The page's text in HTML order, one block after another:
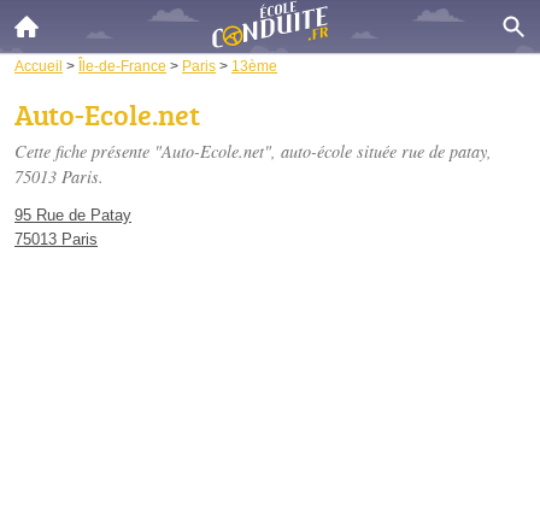
Accueil > Île-de-France > Paris > 13ème
Auto-Ecole.net
Cette fiche présente "Auto-Ecole.net", auto-école située rue de patay,
75013 Paris.
95 Rue de Patay
75013 Paris